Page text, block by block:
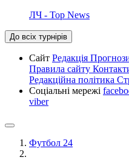
ЛЧ - Top News
До всіх турнірів
Сайт Редакція
Правила сайту
Редакційна політика
Соціальні мережі
viber
Футбол 24